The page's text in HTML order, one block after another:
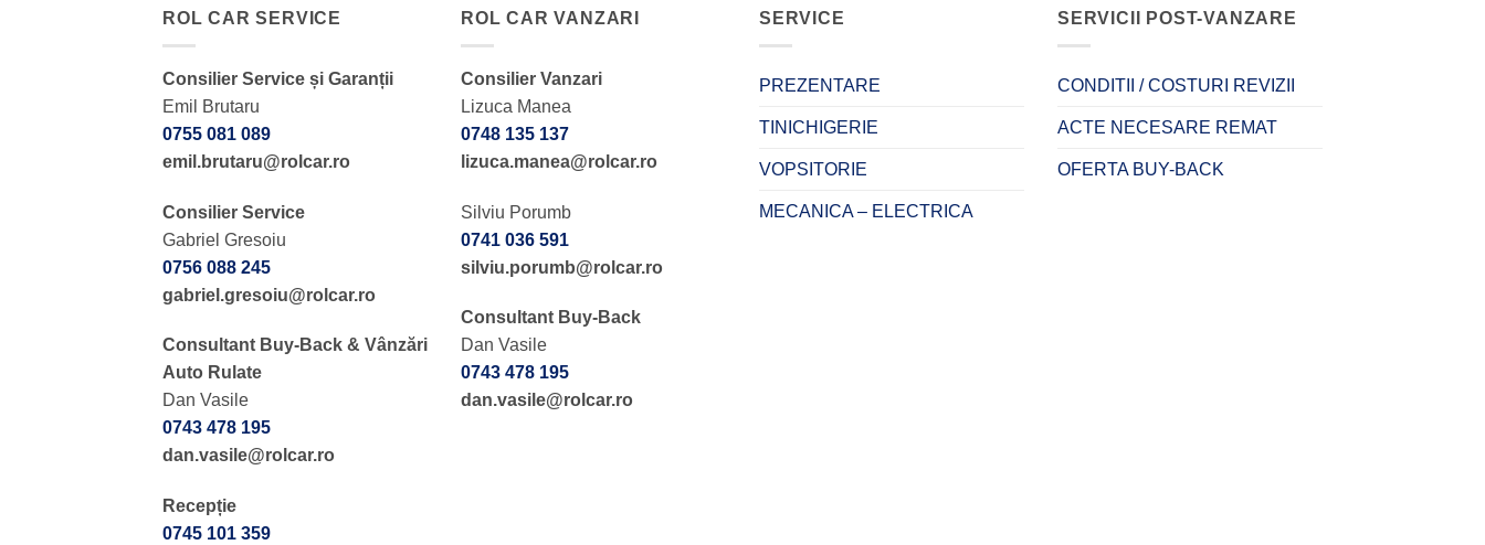
ROL CAR SERVICE
Consilier Service și Garanții
Emil Brutaru
0755 081 089
emil.brutaru@rolcar.ro
Consilier Service
Gabriel Gresoiu
0756 088 245
gabriel.gresoiu@rolcar.ro
Consultant Buy-Back & Vânzări
Auto Rulate
Dan Vasile
0743 478 195
dan.vasile@rolcar.ro
Recepție
0745 101 359
ROL CAR VANZARI
Consilier Vanzari
Lizuca Manea
0748 135 137
lizuca.manea@rolcar.ro
Silviu Porumb
0741 036 591
silviu.porumb@rolcar.ro
Consultant Buy-Back
Dan Vasile
0743 478 195
dan.vasile@rolcar.ro
SERVICE
PREZENTARE
TINICHIGERIE
VOPSITORIE
MECANICA – ELECTRICA
SERVICII POST-VANZARE
CONDITII / COSTURI REVIZII
ACTE NECESARE REMAT
OFERTA BUY-BACK